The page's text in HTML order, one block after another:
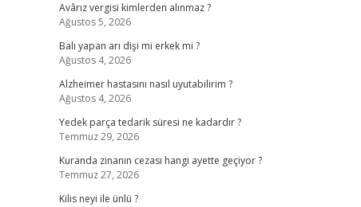
Avârız vergisi kimlerden alınmaz ?
Ağustos 5, 2026
Balı yapan arı dişi mi erkek mi ?
Ağustos 4, 2026
Alzheimer hastasını nasıl uyutabilirim ?
Ağustos 4, 2026
Yedek parça tedarik süresi ne kadardır ?
Temmuz 29, 2026
Kuranda zinanın cezası hangi ayette geçiyor ?
Temmuz 27, 2026
Kilis neyi ile ünlü ?